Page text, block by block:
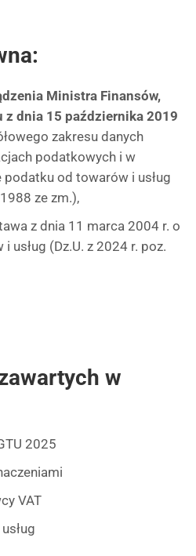
Ministra Finansów,
z dnia 15 października 2019
zakresu danych
podatkowych i w
od towarów i usług
ze zm.),
z dnia 11 marca 2004 r. o
usług (Dz.U. z 2024 r. poz.
w
2025
VAT